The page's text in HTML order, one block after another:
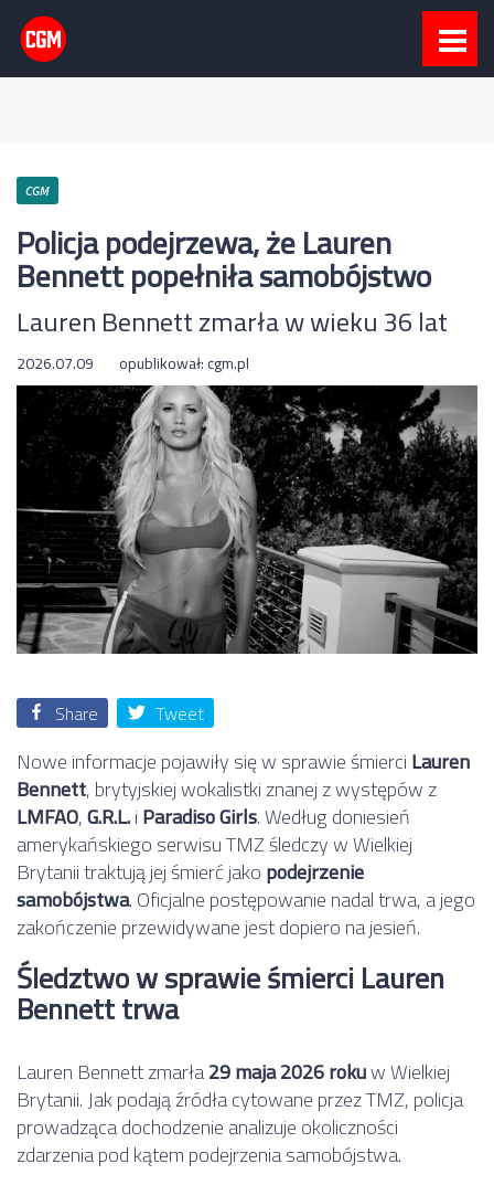
CGM
Policja podejrzewa, że Lauren
Bennett popełniła samobójstwo
Lauren Bennett zmarła w wieku 36 lat
2026.07.09 opublikował:cgm.pl
Share Tweet
Nowe informacje pojawiły się w sprawie śmierciLauren
Bennett, brytyjskiej wokalistki znanej z występów z
LMFAO,G.R.L.iParadiso Girls. Według doniesień
amerykańskiego serwisu TMZ śledczy w Wielkiej
Brytanii traktują jej śmierć jakopodejrzenie
samobójstwa. Oficjalne postępowanie nadal trwa, a jego
zakończenie przewidywane jest dopiero na jesień.
Śledztwo w sprawie śmierci Lauren
Bennett trwa
Lauren Bennett zmarła29 maja 2026 rokuw Wielkiej
Brytanii. Jak podają źródła cytowane przez TMZ, policja
prowadząca dochodzenie analizuje okoliczności
zdarzenia pod kątem podejrzenia samobójstwa.